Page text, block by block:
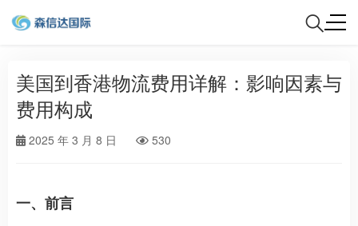
美国到香港物流费用详解：影响因素与
费用构成
2025 年 3 月 8 日 530
一、前言